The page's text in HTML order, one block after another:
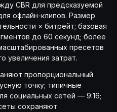
CBR для предсказуемой
офлайн-клипов. Размер
× битрейт; базовая
до 60 секунд; более
пресетов
увеличения затрат.
пропорциональный
точку; типичные
социальных сетей — 9:16;
сохраняют